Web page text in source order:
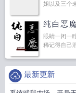
姐以及三个
纯白恶魔
眼睛一闭一
稀记得自己
最新更新